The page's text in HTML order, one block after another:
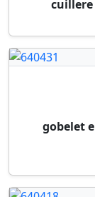
23 x 23 x
16 x 23 x